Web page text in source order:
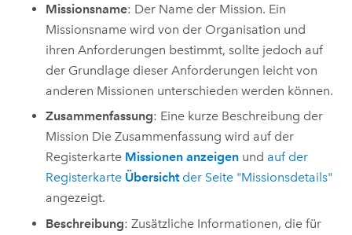
Missionsname: Der Name der Mission. Ein
Missionsname wird von der Organisation und
ihren Anforderungen bestimmt, sollte jedoch auf
der Grundlage dieser Anforderungen leicht von
anderen Missionen unterschieden werden können.
Zusammenfassung: Eine kurze Beschreibung der
Mission Die Zusammenfassung wird auf der
Registerkarte Missionen anzeigen und auf der
Registerkarte Übersichtder Seite "Missionsdetails"
angezeigt.
Beschreibung: Zusätzliche Informationen, die für